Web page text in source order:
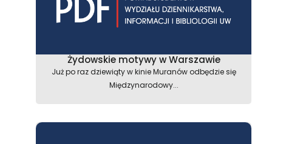
Żydowskie motywy w Warszawie
Już po raz dziewiąty w kinie Muranów odbędzie się
Międzynarodowy...